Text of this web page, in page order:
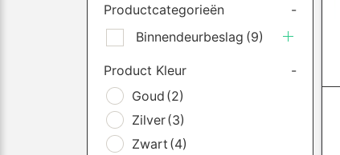
Productcategorieën
-
Binnendeurbeslag (9)
Product Kleur
-
Goud (2)
Zilver(3)
Zwart (4)